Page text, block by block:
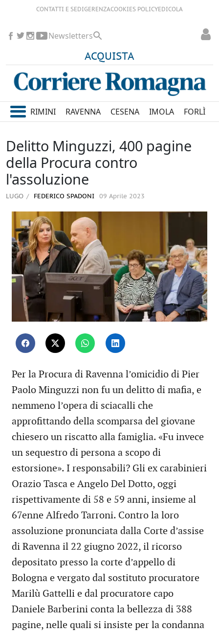
CONTATTI E SEDIGERENZACOOKIES POLICYEDICOLA
ACQUISTA
Newsletters
RIMINI RAVENNA CESENA IMOLA FORLÌ
Delitto Minguzzi, 400 pagine
della Procura contro
l'assoluzione
LUGO FEDERICO SPADONI 09 Aprile 2023
Per la Procura di Ravenna l’omicidio di Pier
Paolo Minguzzi non fu un delitto di mafia, e
nemmeno l’opera di sciacalli che
approfittando della scomparsa del giovane
chiesero un riscatto alla famiglia. «Fu invece
un sequestro di persona a scopo di
estorsione». I responsabili? Gli ex carabinieri
Orazio Tasca e Angelo Del Dotto, oggi
rispettivamente di 58 e 59 anni, insieme al
67enne Alfredo Tarroni. Contro la loro
assoluzione pronunciata dalla Corte d’assise
di Ravenna il 22 giugno 2022, il ricorso
depositato presso la corte d’appello di
Bologna e vergato dal sostituto procuratore
Marilù Gattelli e dal procuratore capo
Daniele Barberini conta la bellezza di 388
pagine, nelle quali si insiste per la condanna